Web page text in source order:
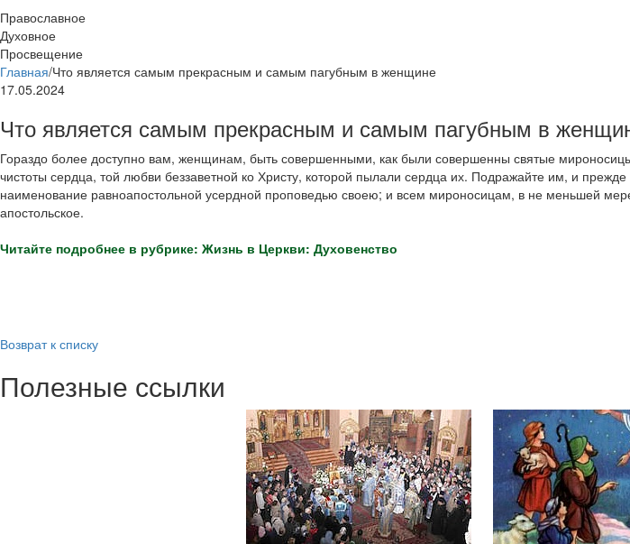
Православное
Духовное
Просвещение
Главная/Что является самым прекрасным и самым пагубным в женщине
17.05.2024
Что является самым прекрасным и самым пагубным в
Гораздо более доступно вам, женщинам, быть совершенными, как были совершенны святые
чистоты сердца, той любви беззаветной ко Христу, которой пылали сердца их. Подражайте им, и
наименование равноапостольной усердной проповедью своею; и всем мироносицам, в не меньшей
апостольское.
Читайте подробнее в рубрике: Жизнь в Церкви: Духовенство
Возврат к списку
Полезные ссылки